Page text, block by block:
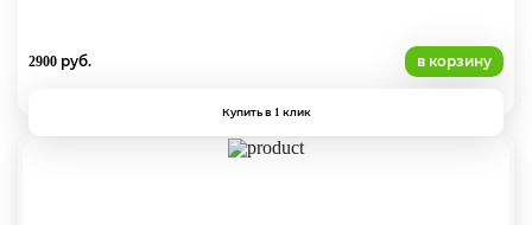
2900 руб. в корзину
Купить в 1 клик